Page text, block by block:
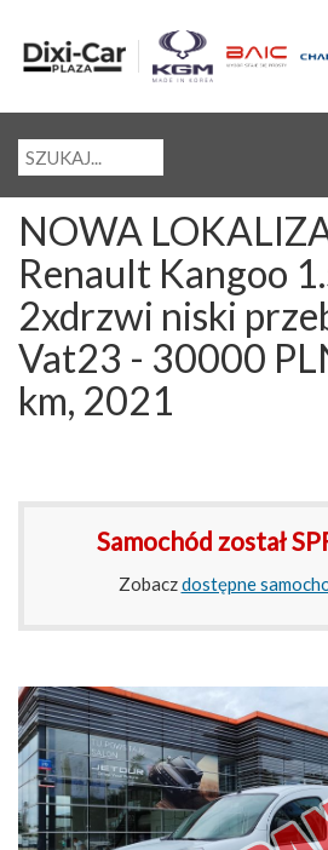
NOWA
Renault Kangoo
2xdrzwi niski
Vat23 - 30000
km, 2021
Samochód został
Zobaczdostępne